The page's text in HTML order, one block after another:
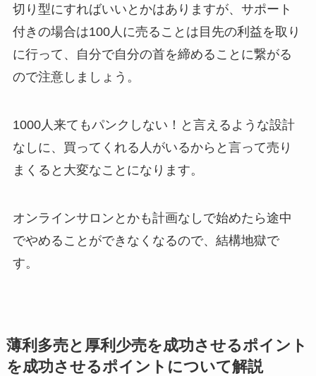
切り型にすればいいとかはありますが、サポート
付きの場合は100人に売ることは目先の利益を取り
に行って、自分で自分の首を締めることに繋がる
ので注意しましょう。
1000人来てもパンクしない！と言えるような設計
なしに、買ってくれる人がいるからと言って売り
まくると大変なことになります。
オンラインサロンとかも計画なしで始めたら途中
でやめることができなくなるので、結構地獄で
す。
薄利多売と厚利少売を成功させるポイント
を成功させるポイントについて解説